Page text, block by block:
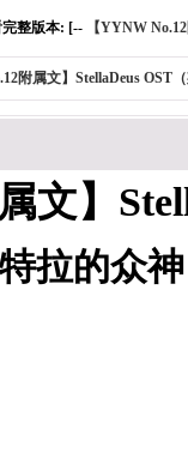
整版本: [-- 【YYNW
附属文】StellaDeus OST
文】
拉的众